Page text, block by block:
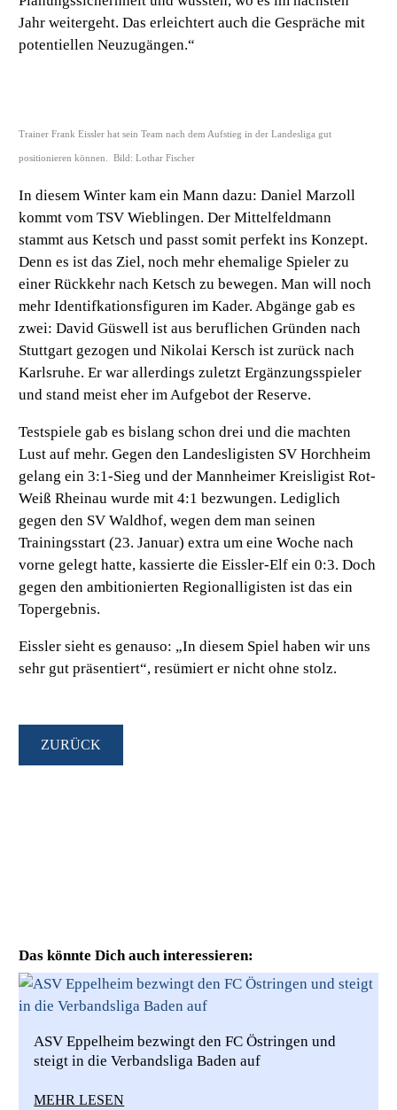
Jahr weitergeht. Das erleichtert auch die Gespräche mit
potentiellen Neuzugängen.“
Trainer Frank Eissler hat sein Team nach dem Aufstieg in der Landesliga gut
positionieren können. Bild: Lothar Fischer
In diesem Winter kam ein Mann dazu: Daniel Marzoll
kommt vom TSV Wieblingen. Der Mittelfeldmann
stammt aus Ketsch und passt somit perfekt ins Konzept.
Denn es ist das Ziel, noch mehr ehemalige Spieler zu
einer Rückkehr nach Ketsch zu bewegen. Man will noch
mehr Identifkationsfiguren im Kader. Abgänge gab es
zwei: David Güswell ist aus beruflichen Gründen nach
Stuttgart gezogen und Nikolai Kersch ist zurück nach
Karlsruhe. Er war allerdings zuletzt Ergänzungsspieler
und stand meist eher im Aufgebot der Reserve.
Testspiele gab es bislang schon drei und die machten
Lust auf mehr. Gegen den Landesligisten SV Horchheim
gelang ein 3:1-Sieg und der Mannheimer Kreisligist Rot-
Weiß Rheinau wurde mit 4:1 bezwungen. Lediglich
gegen den SV Waldhof, wegen dem man seinen
Trainingsstart (23. Januar) extra um eine Woche nach
vorne gelegt hatte, kassierte die Eissler-Elf ein 0:3. Doch
gegen den ambitionierten Regionalligisten ist das ein
Topergebnis.
Eissler sieht es genauso: „In diesem Spiel haben wir uns
sehr gut präsentiert“, resümiert er nicht ohne stolz.
ZURÜCK
Das könnte Dich auch interessieren:
ASV Eppelheim bezwingt den FC Östringen und
steigt in die Verbandsliga Baden auf
MEHR LESEN